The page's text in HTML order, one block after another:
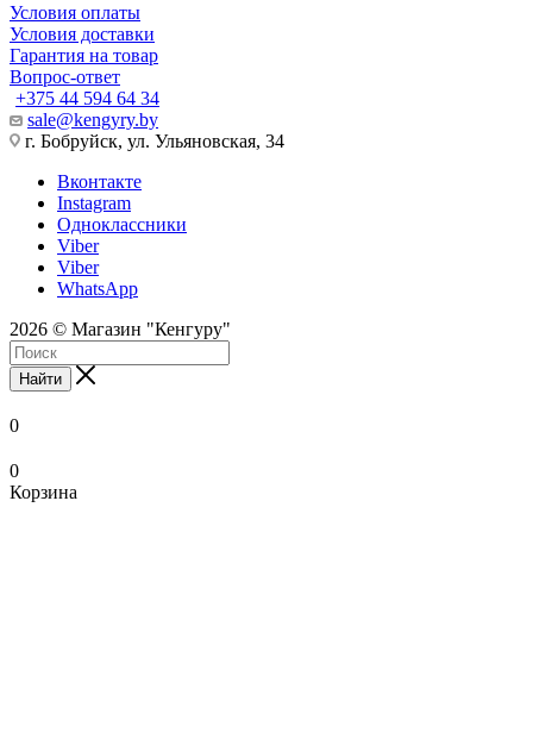
Условия оплаты
Условия доставки
Гарантия на товар
Вопрос-ответ
+375 44 594 64 34
sale@kengyry.by
г. Бобруйск, ул. Ульяновская, 34
Вконтакте
Instagram
Одноклассники
Viber
Viber
WhatsApp
2026 © Магазин "Кенгуру"
Найти
0
0
Корзина